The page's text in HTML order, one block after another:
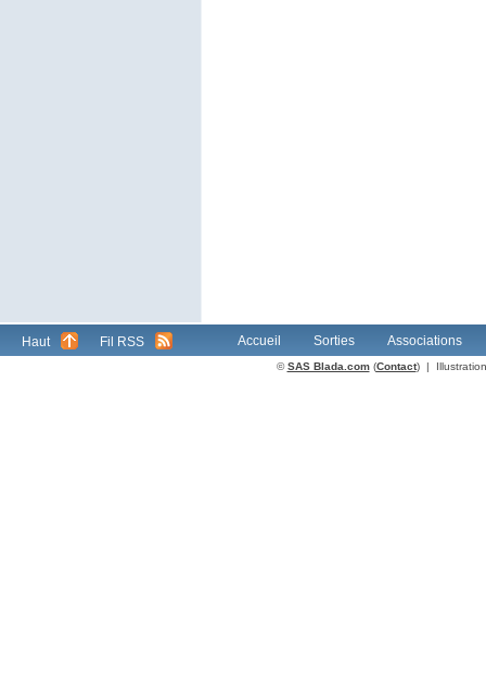
Haut Fil RSS Accueil Sorties Associations
©SAS Blada.com(Contact) |